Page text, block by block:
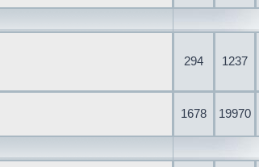
294 1237
1678 19970